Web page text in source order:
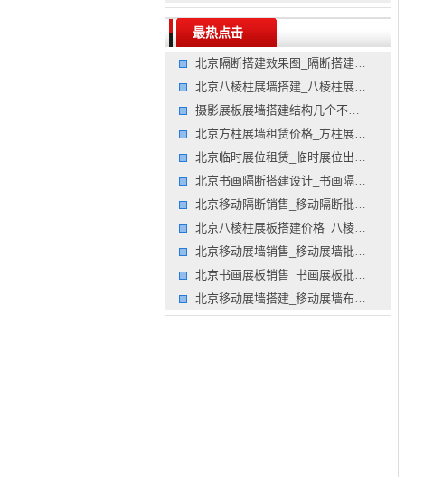
最热点击
北京隔断搭建效果图_隔断搭建图片_隔断隔断墙搭建公司
北京八棱柱展墙搭建_八棱柱展墙制作_隔断屏风搭建公司
摄影展板展墙搭建结构几个不得不知的要点
北京方柱展墙租赁价格_方柱展墙租赁报价_展板隔断墙效果图
北京临时展位租赁_临时展位出租_摊位展台布置公司
北京书画隔断搭建设计_书画隔断搭建策划_书画隔断搭建设计
北京移动隔断销售_移动隔断批发_屏风隔断墙搭建价格公司
北京八棱柱展板搭建价格_八棱柱展板搭建报价_隔断墙展墙租
北京移动展墙销售_移动展墙批发_隔断屏风搭建设计公司
北京书画展板销售_书画展板批发_隔断隔断墙搭建公司
北京移动展墙搭建_移动展墙布置_屏风展板制作公司